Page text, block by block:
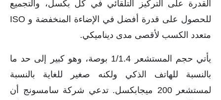
القدرة على التركيز التلقائي في كل بكسل، والتجميع
للحصول على قدرة أفضل في الإضاءة المنخفضة و ISO
متعدد الكسب لأقصى مدى ديناميكي.
يأتي حجم المستشعر 1/1.4 بوصة، وهو كبير إلى حد ما
بالنسبة للهاتف الذكي ولكنه صغير للغاية بالنسبة
لمستشعر 200 ميجابكسل. تدعي شركة سامسونج أن